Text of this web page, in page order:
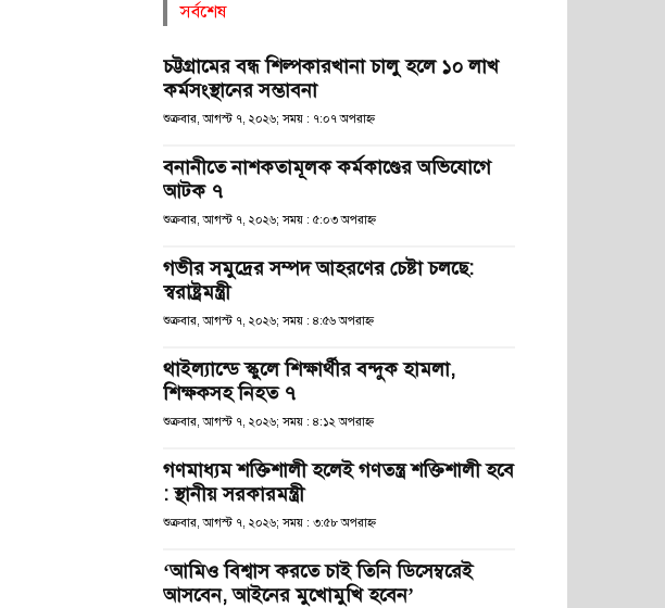
সর্বশেষ
চট্টগ্রামের বন্ধ শিল্পকারখানা চালু হলে ১০ লাখ
কর্মসংস্থানের সম্ভাবনা
শুক্রবার, আগস্ট ৭, ২০২৬; সময় : ৭:০৭ অপরাহ্ণ
বনানীতে নাশকতামূলক কর্মকাণ্ডের অভিযোগে
আটক ৭
শুক্রবার, আগস্ট ৭, ২০২৬; সময় : ৫:০৩ অপরাহ্ণ
গভীর সমুদ্রের সম্পদ আহরণের চেষ্টা চলছে:
স্বরাষ্ট্রমন্ত্রী
শুক্রবার, আগস্ট ৭, ২০২৬; সময় : ৪:৫৬ অপরাহ্ণ
থাইল্যান্ডে স্কুলে শিক্ষার্থীর বন্দুক হামলা,
শিক্ষকসহ নিহত ৭
শুক্রবার, আগস্ট ৭, ২০২৬; সময় : ৪:১২ অপরাহ্ণ
গণমাধ্যম শক্তিশালী হলেই গণতন্ত্র শক্তিশালী হবে
: স্থানীয় সরকারমন্ত্রী
শুক্রবার, আগস্ট ৭, ২০২৬; সময় : ৩:৫৮ অপরাহ্ণ
‘আমিও বিশ্বাস করতে চাই তিনি ডিসেম্বরেই
আসবেন, আইনের মুখোমুখি হবেন’